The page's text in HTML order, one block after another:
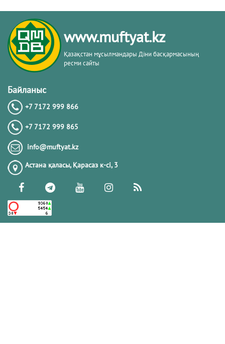
www.muftyat.kz
Қазақстан мұсылмандары Діни басқармасының
ресми сайты
Байланыс
+7 7172 999 866
+7 7172 999 865
info@muftyat.kz
Астана қаласы, Қарасаз к-сi, 3